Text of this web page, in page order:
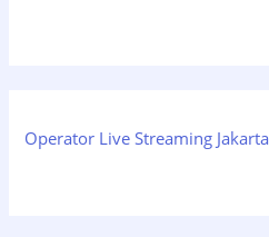
Operator Live Streaming Jakarta